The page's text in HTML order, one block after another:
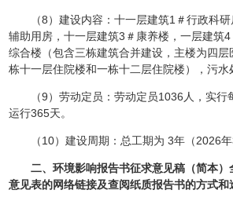
（8）建设内容：十一层建筑1＃行政科
辅助用房，十一层建筑3＃康养楼，一层建筑
综合楼（包含三栋建筑合并建设，主楼为四
栋十一层住院楼和一栋十二层住院楼），污水
（9）劳动定员：劳动定员1036人，实
运行365天。
（10）建设周期：总工期为 3年（2026
二、环境影响报告书征求意见稿（简本
意见表的网络链接及查阅纸质报告书的方式和